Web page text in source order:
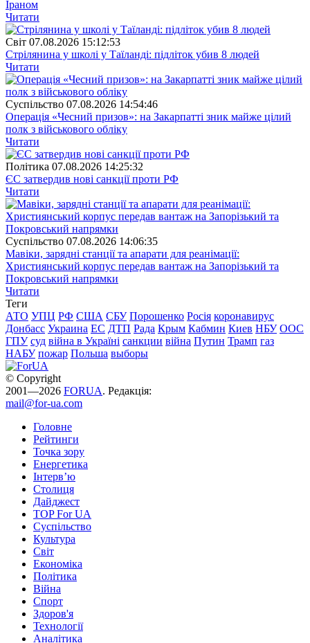
Іраном
Читати
Свiт 07.08.2026 15:12:53
Стрілянина у школі у Таїланді: підліток убив 8 людей
Читати
Суспiльство 07.08.2026 14:54:46
Операція «Чесний призов»: на Закарпатті зник майже цілий
полк з військового обліку
Читати
Полiтика 07.08.2026 14:25:32
ЄС затвердив нові санкції проти РФ
Читати
Суспiльство 07.08.2026 14:06:35
Мавіки, зарядні станції та апарати для реанімації:
Християнський корпус передав вантаж на Запорізький та
Покровський напрямки
Читати
Теги
АТО УПЦ РФ США СБУ Порошенко Росія коронавирус
Донбасс Украина ЕС ДТП Рада Крым Кабмин Киев НБУ ООС
ГПУ суд війна в Україні санкции війна Путин Трамп газ
НАБУ пожар Польша выборы
© Copyright
2001—2026 FORUA. Редакція:
mail@for-ua.com
Головне
Рейтинги
Точка зору
Енергетика
Інтерв’ю
Столиця
Дайджест
TOP For UA
Суспiльство
Культура
Світ
Економіка
Політика
Війна
Спорт
Здоров'я
Технології
Аналітика